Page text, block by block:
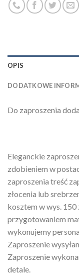
OPIS
DODATKOWE
Do zaproszenia
Eleganckie
zdobieniem w
zaproszenia treść
złocenia lub
kosztem w wys. 150
przygotowaniem
wykonujemy
Zaproszenie
Zaproszenie
detale.